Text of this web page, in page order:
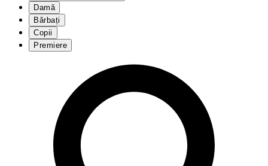
Damă
Bărbați
Copii
Premiere